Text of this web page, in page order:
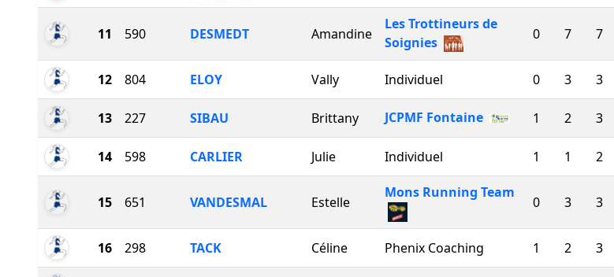
11 590 DESMEDT Amandine
Les Trottineurs de
Soignies
0 7 7
12 804 ELOY Vally Individuel 0 3 3
13 227 SIBAU Brittany JCPMF Fontaine 1 2 3
14 598 CARLIER Julie Individuel 1 1 2
15 651 VANDESMAL Estelle
Mons Running Team
0 3 3
16 298 TACK Céline Phenix Coaching 1 2 3